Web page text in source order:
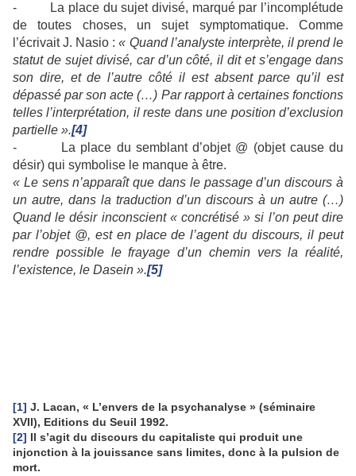
- La place du sujet divisé, marqué par l’incomplétude
de toutes choses, un sujet symptomatique. Comme
l’écrivait J. Nasio :« Quand l’analyste interprète, il prend le
statut de sujet divisé, car d’un côté, il dit et s’engage dans
son dire, et de l’autre côté il est absent parce qu’il est
dépassé par son acte (…) Par rapport à certaines fonctions
telles l’interprétation, il reste dans une position d’exclusion
partielle ».[4]
- La place du semblant d’objet @ (objet cause du
désir) qui symbolise le manque à être.
« Le sens n’apparaît que dans le passage d’un discours à
un autre, dans la traduction d’un discours à un autre (…)
Quand le désir inconscient « concrétisé » si l’on peut dire
par l’objet @, est en place de l’agent du discours, il peut
rendre possible le frayage d’un chemin vers la réalité,
l’existence, le Dasein ».[5]
[1] J. Lacan, « L’envers de la psychanalyse » (séminaire
XVII), Editions du Seuil 1992.
[2] Il s’agit du discours du capitaliste qui produit une
injonction à la jouissance sans limites, donc à la pulsion de
mort.